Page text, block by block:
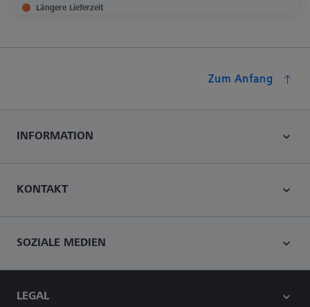
Längere Lieferzeit
Zum Anfang
INFORMATION
KONTAKT
SOZIALE MEDIEN
LEGAL